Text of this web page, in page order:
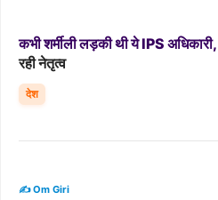
कभीशर्मीलीलड़कीथीयेIPS अधिकारी,
रही नेतृत्व
देश
✍️ Om Giri